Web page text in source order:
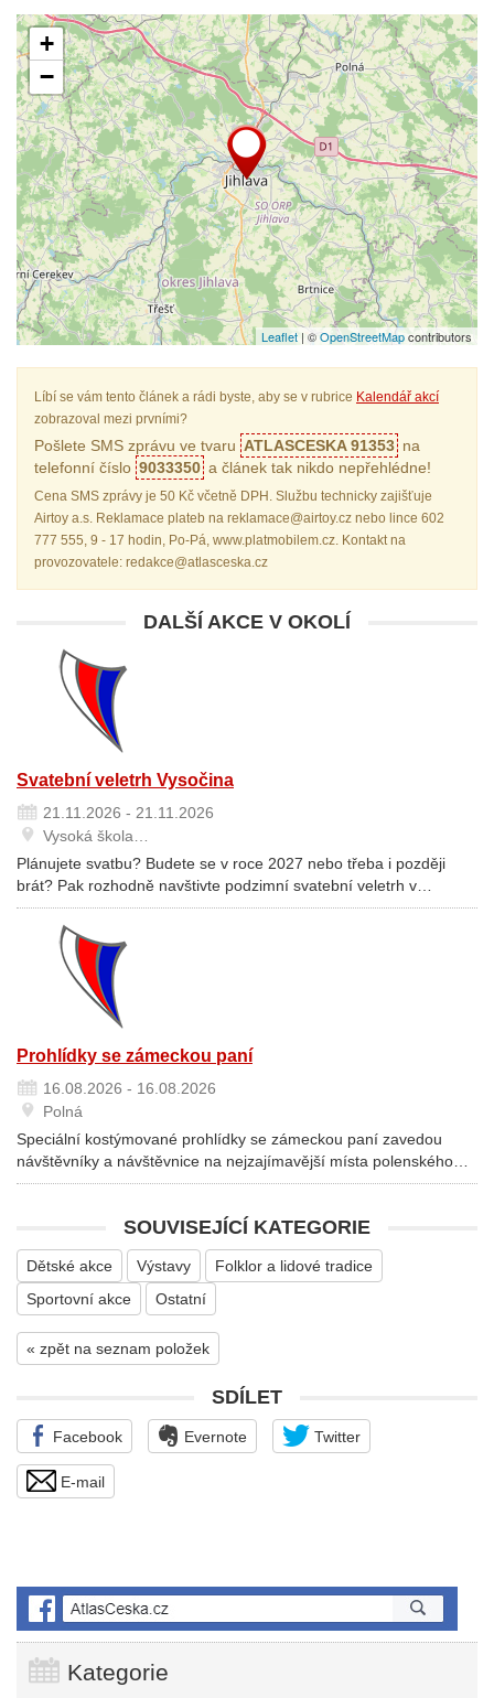
+
−
Leaflet | ©OpenStreetMapcontributors
Líbí se vám tento článek a rádi byste, aby se v rubrice Kalendář akcí
zobrazoval mezi prvními?
Pošlete SMS zprávu ve tvaru ATLASCESKA 91353 na
telefonní číslo 9033350 a článek tak nikdo nepřehlédne!
Cena SMS zprávy je 50 Kč včetně DPH. Službu technicky zajišťuje
Airtoy a.s. Reklamace plateb na reklamace@airtoy.cz nebo lince 602
777 555, 9 - 17 hodin, Po-Pá, www.platmobilem.cz. Kontakt na
provozovatele: redakce@atlasceska.cz
DALŠÍ AKCE V OKOLÍ
Svatební veletrh Vysočina
21.11.2026 - 21.11.2026
Vysoká škola…
Plánujete svatbu? Budete se v roce 2027 nebo třeba i později
brát? Pak rozhodně navštivte podzimní svatební veletrh v…
Prohlídky se zámeckou paní
16.08.2026 - 16.08.2026
Polná
Speciální kostýmované prohlídky se zámeckou paní zavedou
návštěvníky a návštěvnice na nejzajímavější místa polenského…
SOUVISEJÍCÍ KATEGORIE
Dětské akce Výstavy
Folklor a lidové tradice
Sportovní akce
Ostatní
« zpět na seznam položek
SDÍLET
Facebook Evernote Twitter
E-mail
Kategorie